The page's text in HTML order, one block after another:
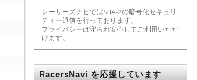
レーサーズナビではSHA-2の暗号化セキュリ
ティー通信を行っております。
プライバシーは守られ安心してご利用いただ
けます。
RacersNavi を応援しています